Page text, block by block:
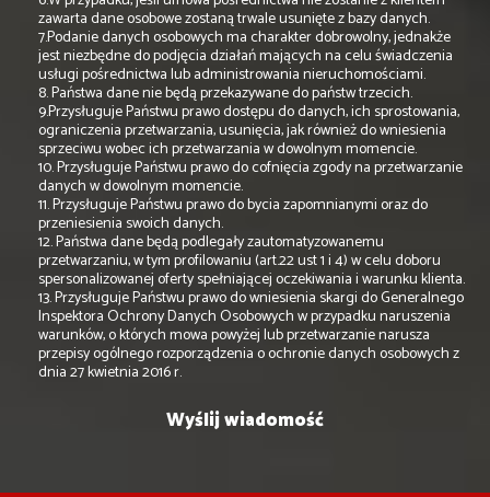
zawarta dane osobowe zostaną trwale usunięte z bazy danych.
7.Podanie danych osobowych ma charakter dobrowolny, jednakże
jest niezbędne do podjęcia działań mających na celu świadczenia
usługi pośrednictwa lub administrowania nieruchomościami.
8. Państwa dane nie będą przekazywane do państw trzecich.
9.Przysługuje Państwu prawo dostępu do danych, ich sprostowania,
ograniczenia przetwarzania, usunięcia, jak również do wniesienia
sprzeciwu wobec ich przetwarzania w dowolnym momencie.
10. Przysługuje Państwu prawo do cofnięcia zgody na przetwarzanie
danych w dowolnym momencie.
11. Przysługuje Państwu prawo do bycia zapomnianymi oraz do
przeniesienia swoich danych.
12. Państwa dane będą podlegały zautomatyzowanemu
przetwarzaniu, w tym profilowaniu (art.22 ust 1 i 4) w celu doboru
spersonalizowanej oferty spełniającej oczekiwania i warunku klienta.
13. Przysługuje Państwu prawo do wniesienia skargi do Generalnego
Inspektora Ochrony Danych Osobowych w przypadku naruszenia
warunków, o których mowa powyżej lub przetwarzanie narusza
przepisy ogólnego rozporządzenia o ochronie danych osobowych z
dnia 27 kwietnia 2016 r.